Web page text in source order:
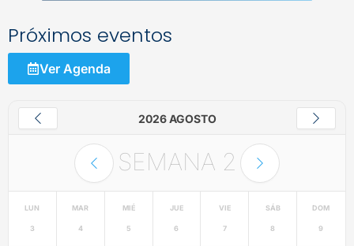
Próximos eventos
Ver Agenda
2026 AGOSTO
SEMANA 2
LUN
3
MAR
4
MIÉ
5
JUE
6
VIE
7
SÁB
8
DOM
9